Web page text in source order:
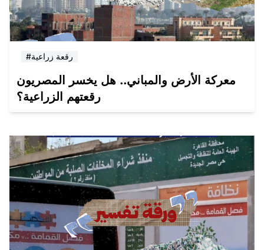
#رقعة زراعية
معركة الأرض والمباني.. هل يخسر المصريون
رقعتهم الزراعية؟